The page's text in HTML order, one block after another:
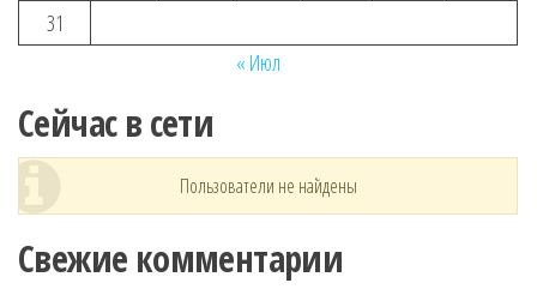
31
« Июл
Сейчас в сети
Пользователи не найдены
Свежие комментарии